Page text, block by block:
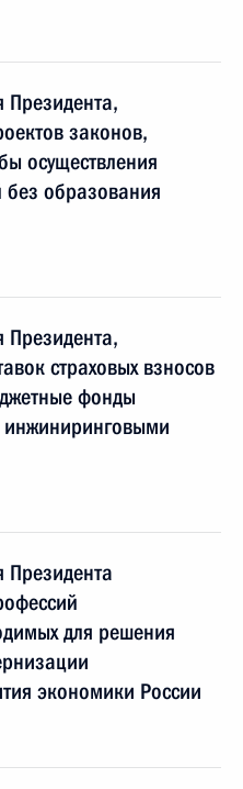
Президента,
законов,
осуществления
без образования
Президента,
страховых взносов
фонды
инжиниринговыми
Президента
для решения
экономики России